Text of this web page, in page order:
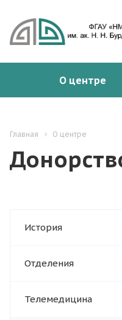
О центре
Главная О центре
История
Отделения
Телемедицина